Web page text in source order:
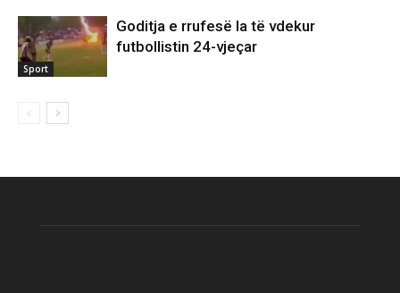
Sport
Goditja e rrufesë la të vdekur
futbollistin 24-vjeçar